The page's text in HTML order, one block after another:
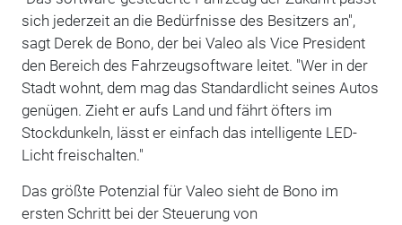
sich jederzeit an die Bedürfnisse des Besitzers an",
sagt Derek de Bono, der bei Valeo als Vice President
den Bereich des Fahrzeugsoftware leitet. "Wer in der
Stadt wohnt, dem mag das Standardlicht seines Autos
genügen. Zieht er aufs Land und fährt öfters im
Stockdunkeln, lässt er einfach das intelligente LED-
Licht freischalten."
Das größte Potenzial für Valeo sieht de Bono im
ersten Schritt bei der Steuerung von